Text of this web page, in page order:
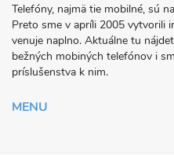
O
PROJEKTE
FONY.SK
Telefóny, najmä tie mobilné, sú
Preto sme v apríli 2005 vytvorili
venuje naplno. Aktuálne tu
bežných mobiných telefónov i
príslušenstva k nim.
MENU